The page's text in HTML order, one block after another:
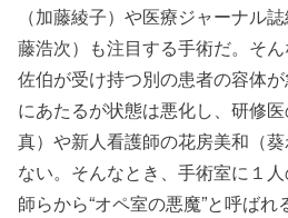
（加藤綾子）や医療ジャーナル
藤浩次）も注目する手術だ。そん
佐伯が受け持つ別の患者の容体
にあたるが状態は悪化し、研修
真）や新人看護師の花房美和（
ない。そんなとき、手術室に１
師らから“オペ室の悪魔”と呼ば